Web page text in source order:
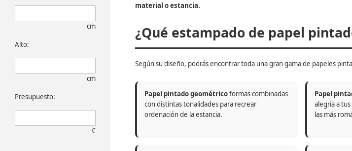
material o estancia.
¿Qué estampado de papel
Según su diseño, podrás encontrar toda una gran gama de papeles
Papel pintado geométricoformas combinadas
con distintas tonalidades para recrear
ordenación de la estancia.
Papel
alegría a
las más
cm
Alto:
cm
Presupuesto:
€